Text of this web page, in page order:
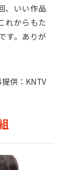
、いい作品
れからもた
す。ありが
供：KNTV